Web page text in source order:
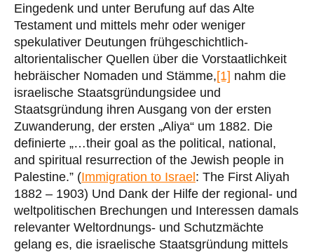
Eingedenk und unter Berufung auf das Alte
Testament und mittels mehr oder weniger
spekulativer Deutungen frühgeschichtlich-
altorientalischer Quellen über die Vorstaatlichkeit
hebräischer Nomaden und Stämme,[1] nahm die
israelische Staatsgründungsidee und
Staatsgründung ihren Ausgang von der ersten
Zuwanderung, der ersten „Aliya“ um 1882. Die
definierte „…their goal as the political, national,
and spiritual resurrection of the Jewish people in
Palestine.” (Immigration to Israel: The First Aliyah
1882 – 1903) Und Dank der Hilfe der regional- und
weltpolitischen Brechungen und Interessen damals
relevanter Weltordnungs- und Schutzmächte
gelang es, die israelische Staatsgründung mittels